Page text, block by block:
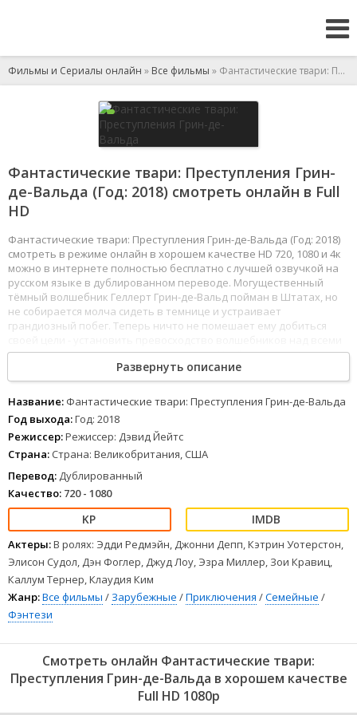
Фильмы и Сериалы онлайн » Все фильмы » Фантастические твари: Преступления Грин-де-Вальда
Фантастические твари: Преступления Грин-
де-Вальда (Год: 2018) смотреть онлайн в Full
HD
Фантастические твари: Преступления Грин-де-Вальда (Год: 2018)
смотреть в режиме онлайн в хорошем качестве HD 720, 1080 и 4к
можно в интернете полностью бесплатно с лучшей озвучкой на
русском языке в дублированном переводе. Могущественный
тёмный волшебник Геллерт Грин-де-Вальд пойман в Штатах, но
не собирается молча сидеть в темнице и устраивает
грандиозный побег. Теперь ничто не помешает ему добиться
немагическими существами на планете. Чтобы сорвать планы
Грин-де-Вальда, Альбус Дамблдор обращается к своему бывшему
студенту Ньюту Саламандеру, который соглашается помочь, не
подозревая, какая опасность ему грозит. В раскалывающемся на
части волшебном мире любовь и верность проверяются на
прочность, а конфликт разделяет даже настоящих друзей и
членов семей.
12 34 5 678
Развернуть описание
Название: Фантастические твари: Преступления Грин-де-Вальда
Год выхода:Год: 2018
Режиссер:Режиссер: Дэвид Йейтс
Страна: Страна: Великобритания, США
Перевод: Дублированный
Качество: 720 - 1080
Актеры:В ролях: Эдди Редмэйн, Джонни Депп, Кэтрин Уотерстон,
Элисон Судол, Дэн Фоглер, Джуд Лоу, Эзра Миллер, Зои Кравиц,
Каллум Тернер, Клаудия Ким
Жанр:Все фильмы / Зарубежные /Приключения /Семейные /
Фэнтези
Смотреть онлайн Фантастические твари:
Преступления Грин-де-Вальда в хорошем качестве
Full HD 1080p